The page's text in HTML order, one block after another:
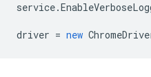
service.
driver = new